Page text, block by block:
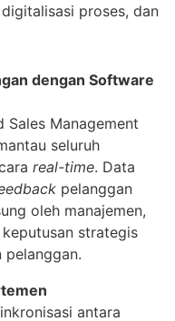
proses, dan
dengan Software
Management
seluruh
real-time. Data
pelanggan
oleh manajemen,
strategis
pelanggan.
antara